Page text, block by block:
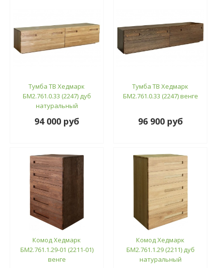
Тумба ТВ Хедмарк
БМ2.761.0.33 (2247) дуб
натуральный
94 000 руб
Тумба ТВ Хедмарк
БМ2.761.0.33 (2247) венге
96 900 руб
Комод Хедмарк
БМ2.761.1.29-01 (2211-01)
венге
Комод Хедмарк
БМ2.761.1.29 (2211) дуб
натуральный